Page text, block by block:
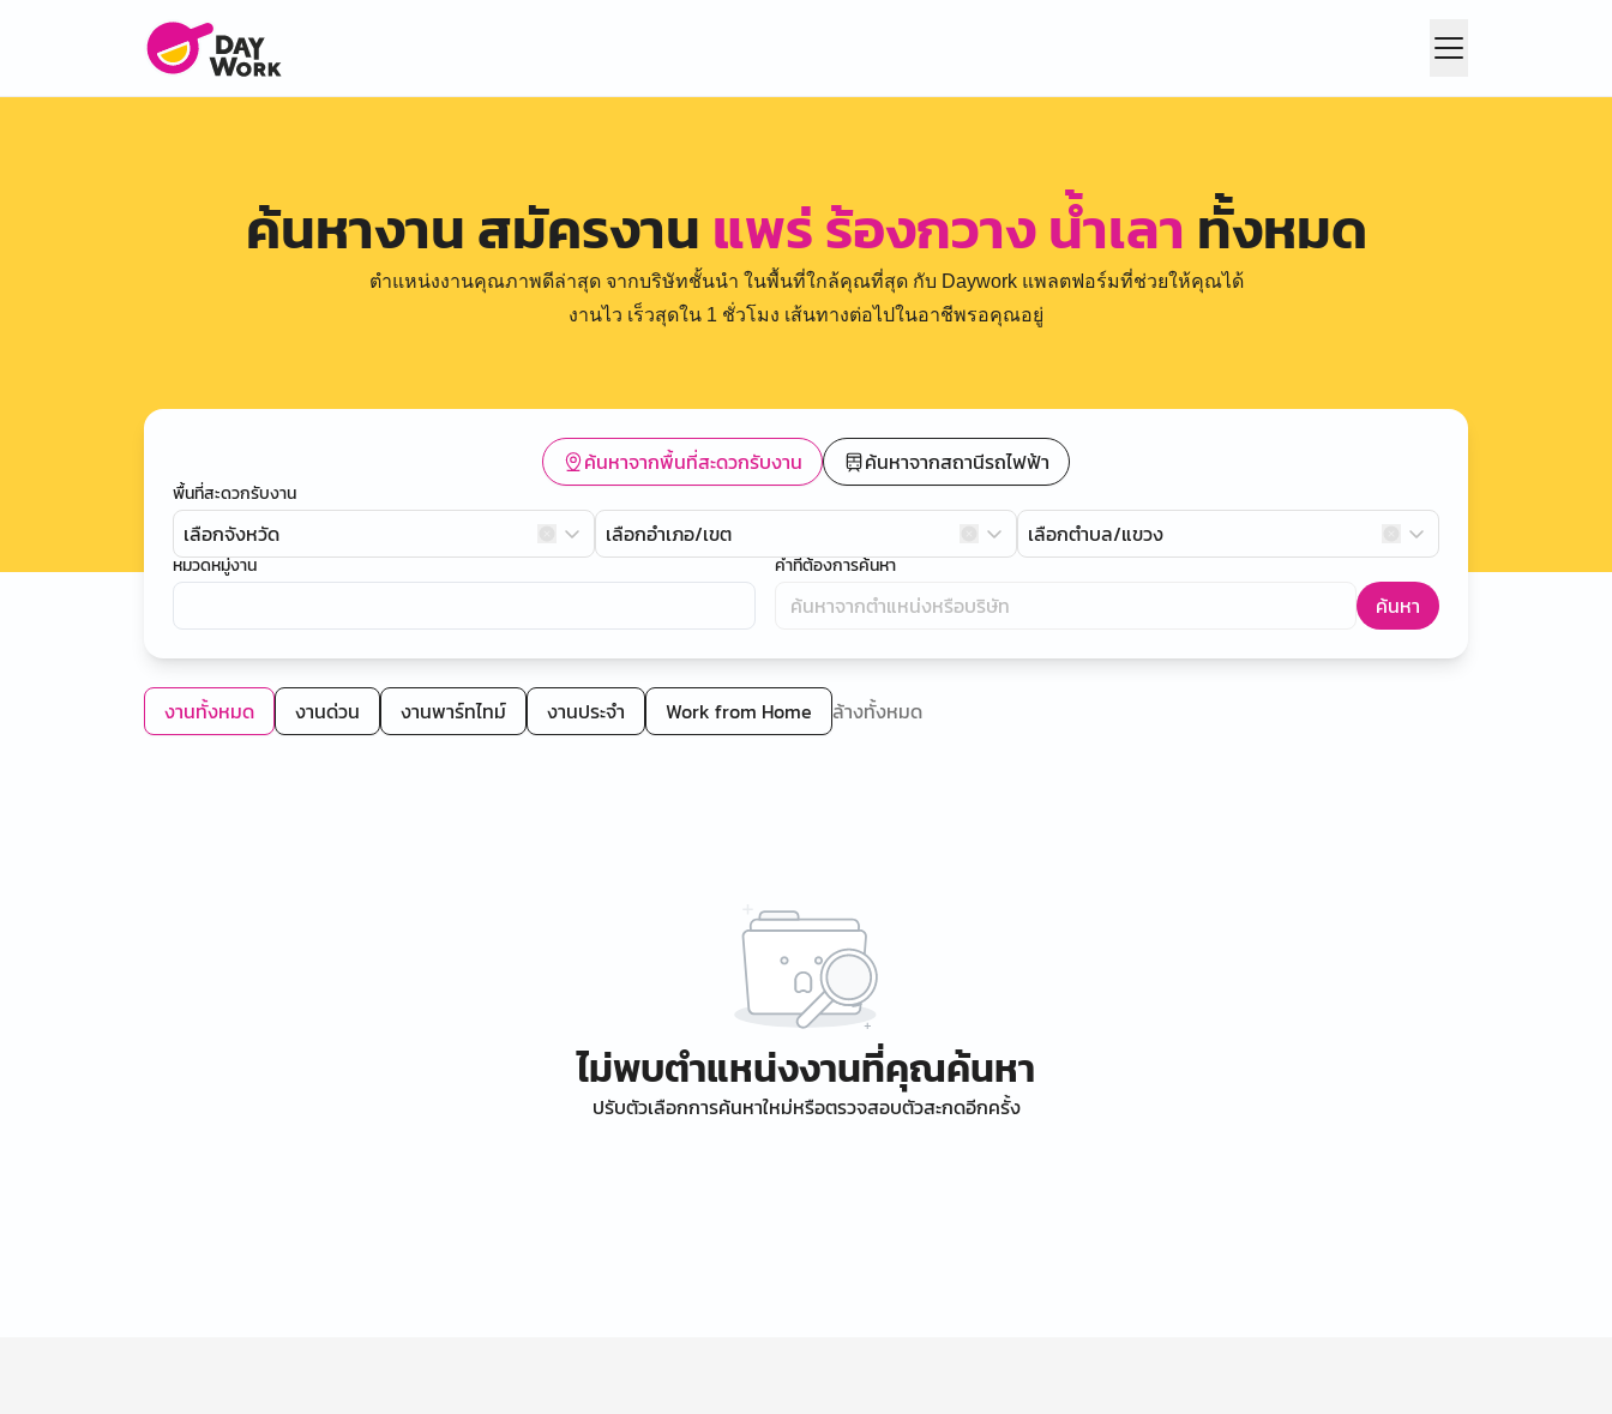
ค้นหางาน สมัครงาน แพร่ ร้องกวาง น้ำเลา ทั้งหมด
ตำแหน่งงานคุณภาพดีล่าสุด จากบริษัทชั้นนำ ในพื้นที่ใกล้คุณที่สุด กับ Daywork แพลตฟอร์มที่ช่วยให้คุณได้
งานไว เร็วสุดใน 1 ชั่วโมง เส้นทางต่อไปในอาชีพรอคุณอยู่
ค้นหาจากพื้นที่สะดวกรับงาน ค้นหาจากสถานีรถไฟฟ้า
พื้นที่สะดวกรับงาน
เลือกจังหวัด เลือกอำเภอ/เขต เลือกตำบล/แขวง
หมวดหมู่งาน คำที่ต้องการค้นหา
ค้นหา
งานทั้งหมด งานด่วน งานพาร์ทไทม์ งานประจำ Work from Home ล้างทั้งหมด
ไม่พบตำแหน่งงานที่คุณค้นหา
ปรับตัวเลือกการค้นหาใหม่หรือตรวจสอบตัวสะกดอีกครั้ง